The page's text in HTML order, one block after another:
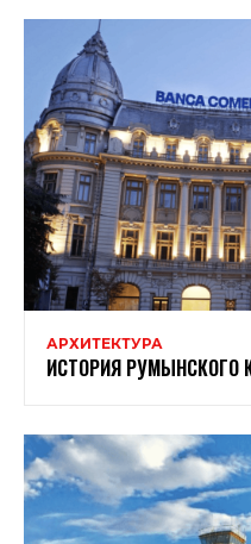
АРХИТЕКТУРА
ИСТОРИЯ РУМЫНСКОГО